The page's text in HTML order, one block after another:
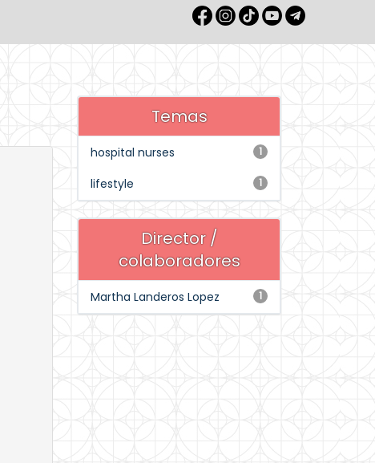
Temas
1
hospital nurses
1
lifestyle
Director /
colaboradores
1
Martha Landeros Lopez